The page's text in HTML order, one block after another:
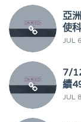
亞
使
JUL 6
7/
續
JUL 8